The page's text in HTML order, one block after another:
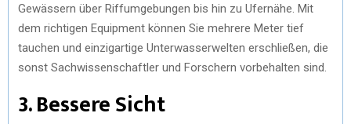
Gewässern über Riffumgebungen bis hin zu Ufernähe. Mit
dem richtigen Equipment können Sie mehrere Meter tief
tauchen und einzigartige Unterwasserwelten erschließen, die
sonst Sachwissenschaftler und Forschern vorbehalten sind.
3. Bessere Sicht